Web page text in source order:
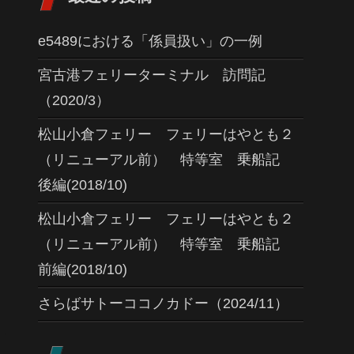
e5489における「係員扱い」の一例
宮古港フェリーターミナル 訪問記
（2020/3）
松山小倉フェリー フェリーはやとも２
（リニューアル前） 特等室 乗船記
後編(2018/10)
松山小倉フェリー フェリーはやとも２
（リニューアル前） 特等室 乗船記
前編(2018/10)
さらばサトーココノカドー（2024/11）